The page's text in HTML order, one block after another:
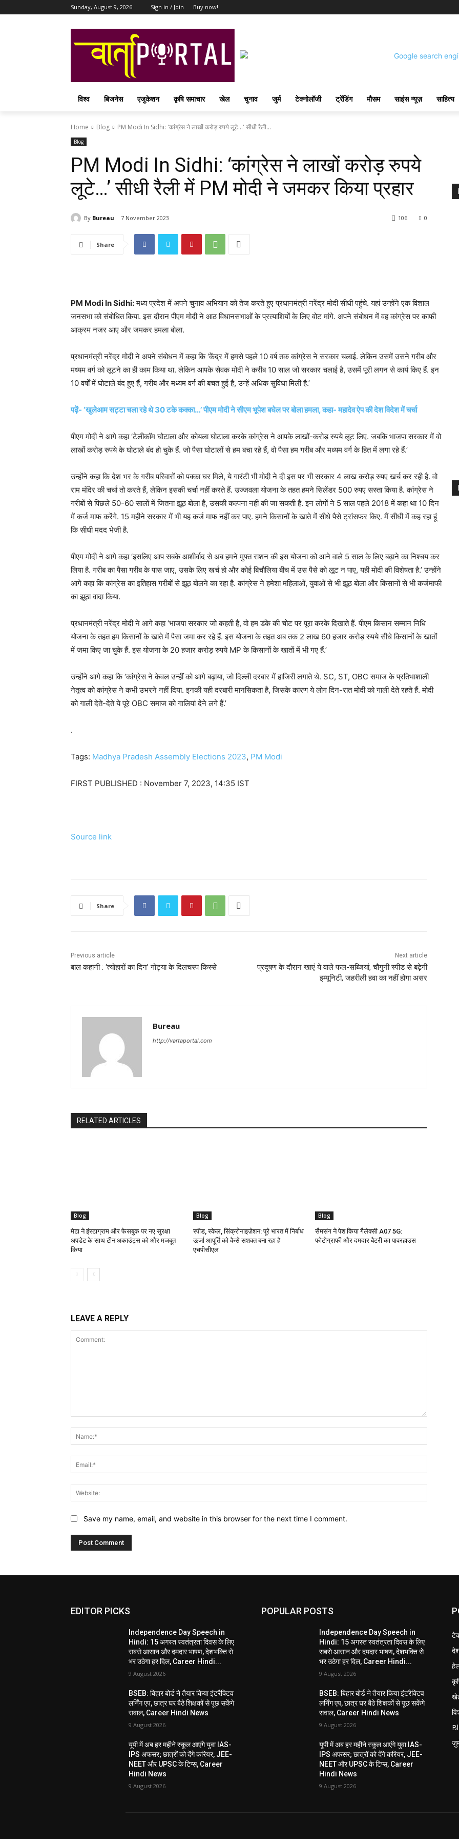
Sunday, August 9, 2026 Sign in / Join Buy now!
विश्व बिजनेस एजुकेशन कृषि समाचार खेल चुनाव जुर्म टेक्नोलॉजी ट्रेंडिंग मौसम साइंस न्यूज़ साहित्य
Home Blog PM Modi In Sidhi: 'कांग्रेस ने लाखों करोड़ रुपये लूटे...' सीधी रैली...
Blog
PM Modi In Sidhi: ‘कांग्रेस ने लाखों करोड़ रुपये
लूटे…’ सीधी रैली में PM मोदी ने जमकर किया प्रहार
By Bureau 7 November 2023 0
106
Share
PM Modi In Sidhi:मध्य प्रदेश में अपने चुनाव अभियान को तेज करते हुए प्रधानमंत्री नरेंद्र मोदी सीधी पहुंचे. यहां उन्होंने एक विशाल
जनसभा को संबोधित किया. इस दौरान पीएम मोदी ने आठ विधानसभाओं के प्रत्याशियों के लिए वोट मांगे. अपने संबोधन में वह कांग्रेस पर काफी
आक्रम नजर आए और जमकर हमला बोला.
प्रधानमंत्री नरेंद्र मोदी ने अपने संबोधन में कहा कि ‘केंद्र में हमसे पहले 10 वर्ष तक कांग्रेस ने सरकार चलाई. लेकिन उसमें उसने गरीब और
मध्यम वर्ग को लूटने का ही काम किया था. लेकिन आपके सेवक मोदी ने करीब 10 साल जो सरकार चलाई है, उसमें पूरी लगन से कार्य किए हैं. इन
10 वर्षों में घोटाले बंद हुए हैं, गरीब और मध्यम वर्ग की बचत हुई है, उन्हें अधिक सुविधा मिली है.’
पढ़ें- ‘खुलेआम सट्टा चला रहे थे 30 टके कक्का…’ पीएम मोदी ने सीएम भूपेश बघेल पर बोला हमला, कहा- महादेव ऐप की देश विदेश में चर्चा
पीएम मोदी ने आगे कहा ‘टेलीकॉम घोटाला और कोयला घोटाला करके कांग्रेस ने आपके लाखों-करोड़ रुपये लूट लिए. जबकि भाजपा सरकार में वो
लाखों करोड़ रुपये के घोटाले बंद हो चुके हैं. जो पैसा घोटालों से हम बचा रहे हैं, वो पैसा हम गरीब और मध्यम वर्ग के हित में लगा रहे हैं.’
उन्होंने कहा कि देश भर के गरीब परिवारों को पक्का घर मिले, ये गारंटी भी मोदी ने दी इस पर भी सरकार 4 लाख करोड़ रुपए खर्च कर रही है. वो
राम मंदिर की चर्चा तो करते हैं, लेकिन इसकी चर्चा नहीं करते हैं. उज्जवला योजना के तहत हमने सिलेंडर 500 रुपए सस्ता किया है. कांग्रेस ने
गरीबों से पिछले 50-60 सालों में जितना झूठ बोला है, उसकी कल्पना नहीं की जा सकती है. इन लोगों ने 5 साल पहले 2018 में कहा था 10 दिन
में कर्ज माफ करेंगे. 15 महीने सरकार में भी यह कर्ज माफ नहीं कर पाए. हमने किसानों के खाते में सीधे पैसे ट्रांसफर किए. मैं सीधी में कह रहा हूं
कि सीधी मदद भेजी है.
पीएम मोदी ने आगे कहा ‘इसलिए आप सबके आशीर्वाद से अब हमने मुफ्त राशन की इस योजना को आने वाले 5 साल के लिए बढ़ाने का निश्चय कर
लिया है. गरीब का पैसा गरीब के पास जाए, उसके लिए खर्च हो और कोई बिचौलिया बीच में उस पैसे को लूट न पाए, यही मोदी की विशेषता है.’ उन्होंने
आगे कहा कि कांग्रेस का इतिहास गरीबों से झूठ बोलने का रहा है. कांग्रेस ने हमेशा महिलाओं, युवाओं से भी झूठ बोला और किसानों से भी कर्जमाफी
का झूठा वादा किया.
प्रधानमंत्री नरेंद्र मोदी ने आगे कहा ‘भाजपा सरकार जो कहती है, वो हम डंके की चोट पर पूरा करके दिखाते हैं. पीएम किसान सम्मान निधि
योजना के तहत हम किसानों के खाते में पैसा जमा कर रहे हैं. इस योजना के तहत अब तक 2 लाख 60 हजार करोड़ रुपये सीधे किसानों के खातों
में जमा किए जा चुके हैं. इस योजना के 20 हजार करोड़ रुपये MP के किसानों के खातों में भी गए हैं.’
उन्होंने आगे कहा कि ‘कांग्रेस ने केवल उन्हीं को आगे बढ़ाया, जो दिल्ली दरबार में हाजिरी लगाते थे. SC, ST, OBC समाज के प्रतिभाशाली
नेतृत्व को कांग्रेस ने कभी उभरने नहीं दिया. इनकी यही दरबारी मानसिकता है, जिसके कारण ये लोग दिन-रात मोदी को गाली देते रहते हैं. मोदी
को गाली देते-देते ये पूरे OBC समाज को गालियां देने लगे हैं.’
.
Tags: Madhya Pradesh Assembly Elections 2023, PM Modi
FIRST PUBLISHED : November 7, 2023, 14:35 IST
Source link
Share
Previous article
बाल कहानी : ‘त्योहारों का दिन’ गोट्या के दिलचस्प किस्से
Next article
प्रदूषण के दौरान खाएं ये वाले फल-सब्जियां, चौगुनी स्‍पीड से बढ़ेगी
इम्‍यूनिटी, जहरीली हवा का नहीं होगा असर
Bureau
http://vartaportal.com
RELATED ARTICLES
Blog
मेटा ने इंस्टाग्राम और फेसबुक पर नए सुरक्षा
अपडेट के साथ टीन अकाउंट्स को और मजबूत
किया
Blog
स्पीड, स्केल, सिंक्रोनाइज़ेशन: पूरे भारत में निर्बाध
ऊर्जा आपूर्ति को कैसे सशक्त बना रहा है
एचपीसीएल
Blog
सैमसंग ने पेश किया गैलेक्सी A07 5G:
फोटोग्राफी और दमदार बैटरी का पावरहाउस
LEAVE A REPLY
Save my name, email, and website in this browser for the next time I comment.
EDITOR PICKS
Independence Day Speech in
Hindi: 15 अगस्त स्वतंत्रता दिवस के लिए
सबसे आसान और दमदार भाषण, देशभक्ति से
भर उठेगा हर दिल, Career Hindi...
9 August 2026
BSEB: बिहार बोर्ड ने तैयार किया इंटरैक्टिव
लर्निंग एप, छात्र घर बैठे शिक्षकों से पूछ सकेंगे
सवाल, Career Hindi News
9 August 2026
यूपी में अब हर महीने स्कूल आएंगे युवा IAS-
IPS अफसर; छात्रों को देंगे करियर, JEE-
NEET और UPSC के टिप्स, Career
Hindi News
9 August 2026
POPULAR POSTS
Independence Day Speech in
Hindi: 15 अगस्त स्वतंत्रता दिवस के लिए
सबसे आसान और दमदार भाषण, देशभक्ति से
भर उठेगा हर दिल, Career Hindi...
9 August 2026
BSEB: बिहार बोर्ड ने तैयार किया इंटरैक्टिव
लर्निंग एप, छात्र घर बैठे शिक्षकों से पूछ सकेंगे
सवाल, Career Hindi News
9 August 2026
यूपी में अब हर महीने स्कूल आएंगे युवा IAS-
IPS अफसर; छात्रों को देंगे करियर, JEE-
NEET और UPSC के टिप्स, Career
Hindi News
9 August 2026